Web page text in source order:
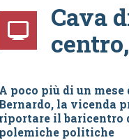
Cava
A poco più di un
Bernardo, la vicenda
riportare il baricentro
polemiche politiche